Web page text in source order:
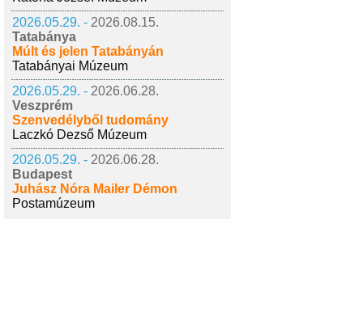
2026.05.29. - 2026.08.15.
Tatabánya
Múlt és jelen Tatabányán
Tatabányai Múzeum
2026.05.29. - 2026.06.28.
Veszprém
Szenvedélyből tudomány
Laczkó Dezső Múzeum
2026.05.29. - 2026.06.28.
Budapest
Juhász Nóra Mailer Démon
Postamúzeum